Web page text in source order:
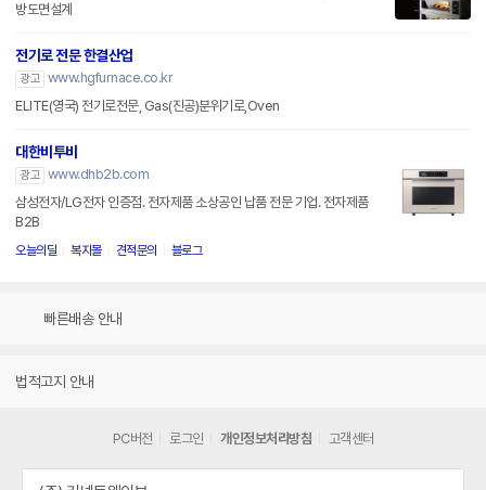
방도면설계
전기로 전문 한결산업
광고 www.hgfurnace.co.kr
ELITE(영국) 전기로전문, Gas(진공)분위기로,Oven
대한비투비
광고 www.dhb2b.com
삼성전자/LG전자 인증점. 전자제품 소상공인 납품 전문 기업. 전자제품
B2B
오늘의딜 복지몰 견적문의 블로그
빠른배송 안내
법적고지 안내
PC버전 로그인 개인정보처리방침 고객센터